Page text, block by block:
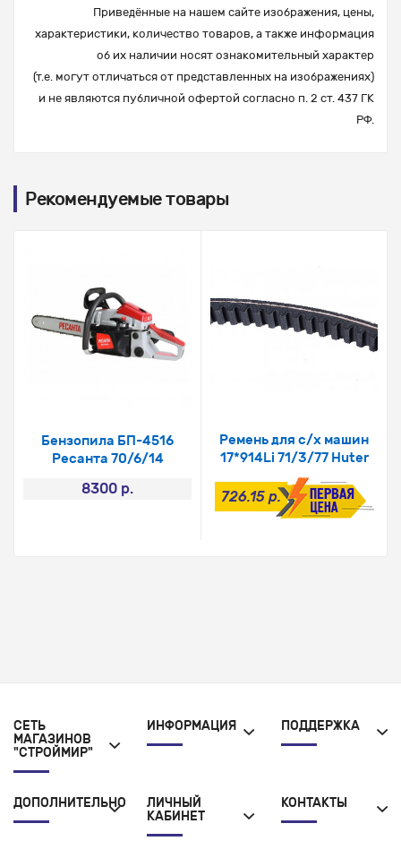
Приведённые на нашем сайте изображения, цены,
характеристики, количество товаров, а также информация
об их наличии носят ознакомительный характер
(т.е. могут отличаться от представленных на изображениях)
и не являются публичной офертой согласно п. 2 ст. 437 ГК
РФ.
Рекомендуемые товары
Бензопила БП-4516
Ресанта 70/6/14
8300 р.
Ремень для с/х машин
17*914Li 71/3/77 Huter
726.15 р.
СЕТЬ
МАГАЗИНОВ
"СТРОЙМИР"
ИНФОРМАЦИЯ ПОДДЕРЖКА
ДОПОЛНИТЕЛЬНО
ЛИЧНЫЙ
КАБИНЕТ
КОНТАКТЫ